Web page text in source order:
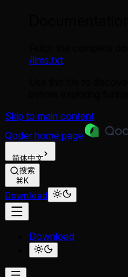
/llms.txt
Skip to main content
Qoder home page
简体中文
搜索
⌘K
Download
Download